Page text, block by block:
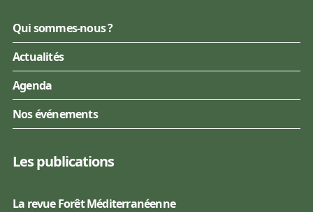
Qui sommes-nous ?
Actualités
Agenda
Nos événements
Les publications
La revue Forêt Méditerranéenne